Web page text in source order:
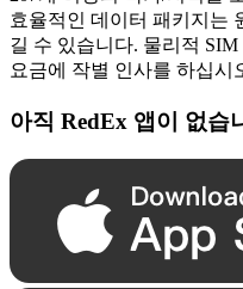
효율적인 데이터 패키지는
길 수 있습니다. 물리적
요금에 작별 인사를 하십시
아직 RedEx 앱이 없습